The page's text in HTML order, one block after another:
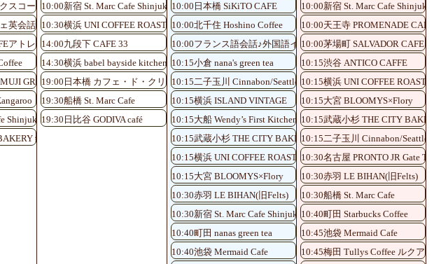
スコーヒーHEP FIVE
英会話♪
アトレ川崎店
GRAND FRONT OSAKA
Shinjuku Shinminami-guchi
銀座インズ
10:00新宿 St. Marc Cafe Shinjuku Shinminami-guchi
10:30横浜 UNI COFFEE ROASTERY
14:00九段下 CAFE 33
14:30横浜 babel bayside kitchen
19:00日本橋 カフェ・ド・クリエ
19:30船橋 St. Marc Cafe
19:30日比谷 GODIVA café
10:00日本橋 SiKiTO CAFE
10:00北千住 Hoshino Coffee
10:00フランス語会話♪外国語イベント 渋谷 krispykrime
10:15小倉 nana's green tea
10:15二子玉川 Cinnabon/Seattle's Best Coffee
10:15横浜 ISLAND VINTAGE
10:15大船 Wendy’s First Kitchen
10:15武蔵小杉 THE CITY BAKERY
10:15横浜 UNI COFFEE ROASTERY
10:15大宮 BLOOMYS×Flory
10:30赤羽 LE BIHAN(旧Felts)
10:30新宿 St. Marc Cafe Shinjuku Shinminami-guchi
10:40町田 nanas green tea
10:40池袋 Mermaid Cafe
10:00新宿 St. Marc Cafe Shinjuku
10:00天王寺 PROMENADE CAFE
10:00茅場町 SALVADOR CAFE
10:15渋谷 ANTICO CAFFE
10:15横浜 UNI COFFEE
10:15大宮 BLOOMYS×Flory
10:15武蔵小杉 THE CITY BAKERY
10:15二子玉川 Cinnabon/Seattle’s
10:30名古屋 PRONTO JR Gate
10:30赤羽 LE BIHAN(旧Felts)
10:30船橋 St. Marc Cafe
10:40町田 Starbucks Coffee
10:45池袋 Mermaid Cafe
10:45梅田 Tullys Coffee ルクアイ